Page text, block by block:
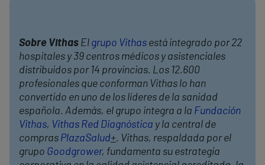
Sobre Vithas El grupo Vithas está integrado por 22
hospitales y 39 centros médicos y asistenciales
distribuidos por 14 provincias. Los 12.600
profesionales que conforman Vithas lo han
convertido en uno de los líderes de la sanidad
española. Además, el grupo integra a la Fundación
Vithas, Vithas Red Diagnóstica y la central de
compras PlazaSalud+. Vithas, respaldada por el
grupo Goodgrower, fundamenta su estrategia